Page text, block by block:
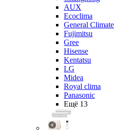
AUX
Ecoclima
General Climate
Fujimitsu
Gree
Hisense
Kentatsu
LG
Midea
Royal clima
Panasonic
Ещё 13